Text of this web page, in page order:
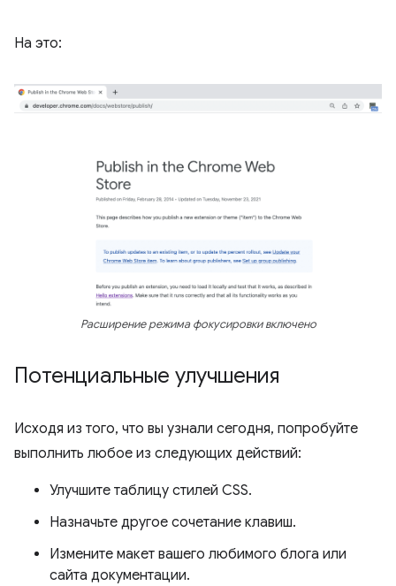
На это:
Расширение режима фокусировки включено
Потенциальные улучшения
Исходя из того, что вы узнали сегодня, попробуйте
выполнить любое из следующих действий:
Улучшите таблицу стилей CSS.
Назначьте другое сочетание клавиш.
Измените макет вашего любимого блога или
сайта документации.